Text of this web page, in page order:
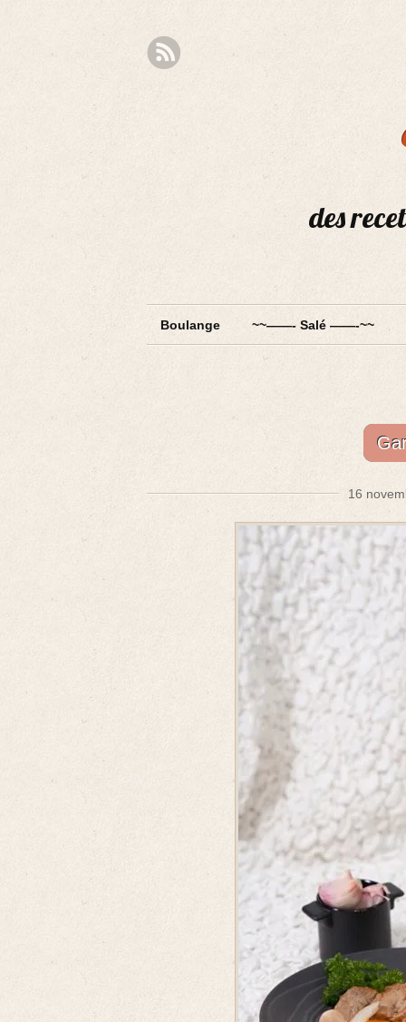
des
Boulange ~~——- Salé ——-~~
16